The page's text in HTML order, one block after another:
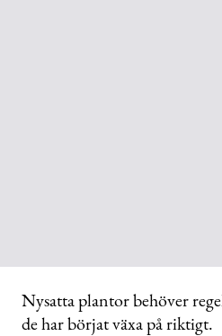
Nysatta plantor behöver
de har börjat växa på riktigt.